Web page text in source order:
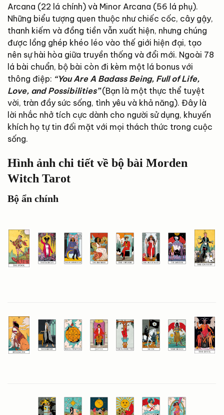
Arcana (22 lá chính) và Minor Arcana (56 lá phụ).
Những biểu tượng quen thuộc như chiếc cốc, cây gậy,
thanh kiếm và đồng tiền vẫn xuất hiện, nhưng chúng
được lồng ghép khéo léo vào thế giới hiện đại, tạo
nên sự hài hòa giữa truyền thống và đổi mới. Ngoài 78
lá bài chuẩn, bộ bài còn đi kèm một lá bonus với
thông điệp: “You Are A Badass Being, Full of Life,
Love, and Possibilities” (Bạn là một thực thể tuyệt
vời, tràn đầy sức sống, tình yêu và khả năng). Đây là
lời nhắc nhở tích cực dành cho người sử dụng, khuyến
khích họ tự tin đối mặt với mọi thách thức trong cuộc
sống.
Hình ảnh chi tiết về bộ bài Morden
Witch Tarot
Bộ ẩn chính